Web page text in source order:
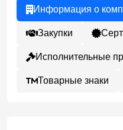
Информация о
Закупки
Исполнительные
Товарные знаки